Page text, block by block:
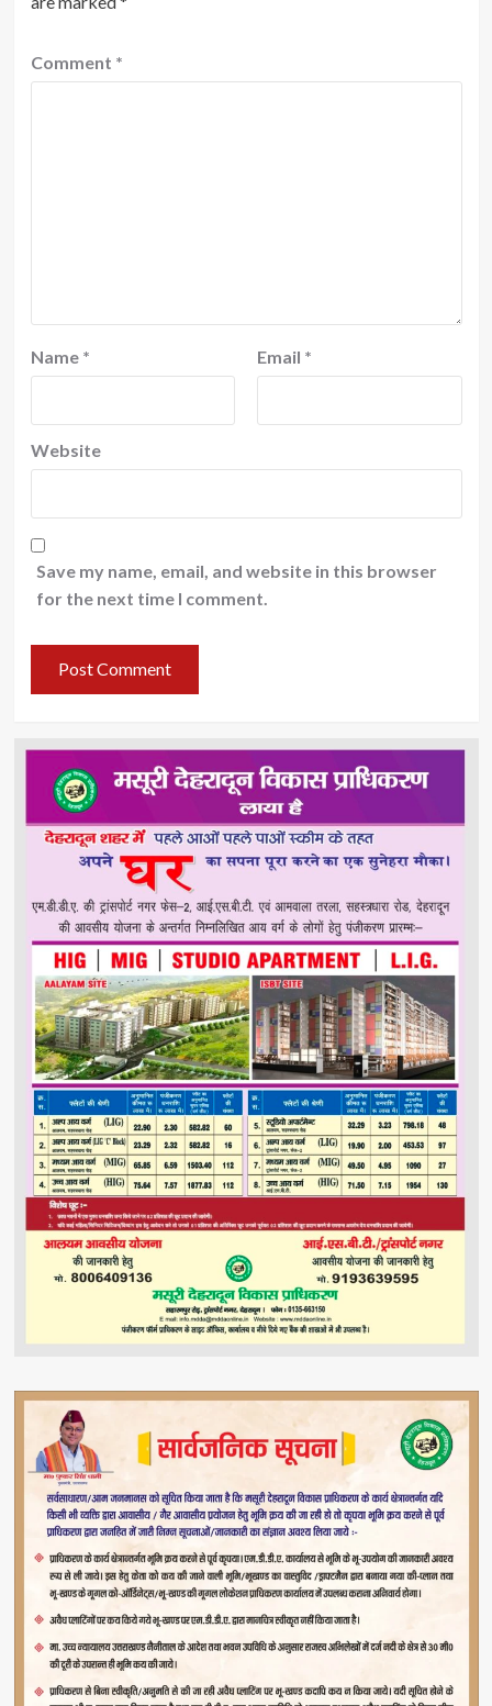
Comment *
Name * Email *
Website
Save my name, email, and website in this browser
for the next time I comment.